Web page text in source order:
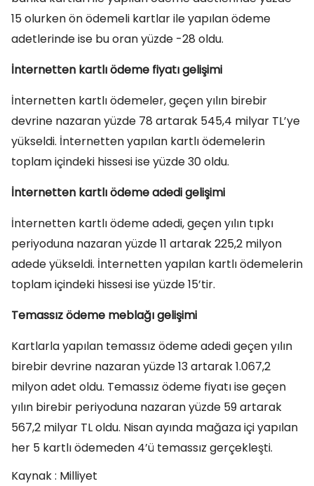
15 olurken ön ödemeli kartlar ile yapılan ödeme
adetlerinde ise bu oran yüzde -28 oldu.
İnternetten kartlı ödeme fiyatı gelişimi
İnternetten kartlı ödemeler, geçen yılın birebir
devrine nazaran yüzde 78 artarak 545,4 milyar TL’ye
yükseldi. İnternetten yapılan kartlı ödemelerin
toplam içindeki hissesi ise yüzde 30 oldu.
İnternetten kartlı ödeme adedi gelişimi
İnternetten kartlı ödeme adedi, geçen yılın tıpkı
periyoduna nazaran yüzde 11 artarak 225,2 milyon
adede yükseldi. İnternetten yapılan kartlı ödemelerin
toplam içindeki hissesi ise yüzde 15’tir.
Temassız ödeme meblağı gelişimi
Kartlarla yapılan temassız ödeme adedi geçen yılın
birebir devrine nazaran yüzde 13 artarak 1.067,2
milyon adet oldu. Temassız ödeme fiyatı ise geçen
yılın birebir periyoduna nazaran yüzde 59 artarak
567,2 milyar TL oldu. Nisan ayında mağaza içi yapılan
her 5 kartlı ödemeden 4’ü temassız gerçekleşti.
Kaynak : Milliyet